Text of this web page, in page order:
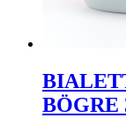
BÖGRE